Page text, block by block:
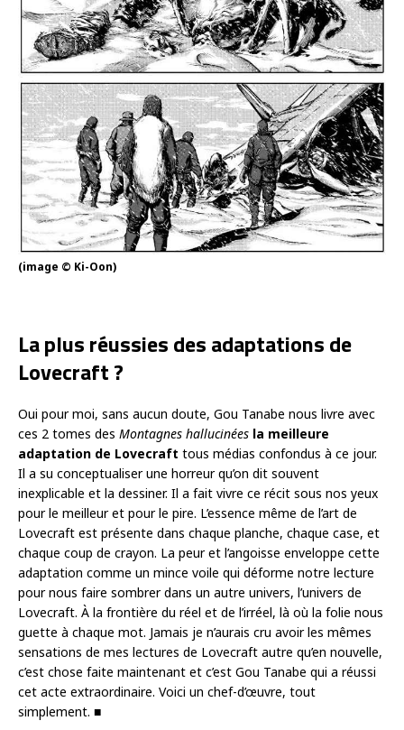
(image © Ki-Oon)
La plus réussies des adaptations de
Lovecraft ?
Oui pour moi, sans aucun doute, Gou Tanabe nous livre avec
ces 2 tomes des Montagnes hallucinées la meilleure
adaptation de Lovecraft tous médias confondus à ce jour.
Il a su conceptualiser une horreur qu’on dit souvent
inexplicable et la dessiner. Il a fait vivre ce récit sous nos yeux
pour le meilleur et pour le pire. L’essence même de l’art de
Lovecraft est présente dans chaque planche, chaque case, et
chaque coup de crayon. La peur et l’angoisse enveloppe cette
adaptation comme un mince voile qui déforme notre lecture
pour nous faire sombrer dans un autre univers, l’univers de
Lovecraft. À la frontière du réel et de l’irréel, là où la folie nous
guette à chaque mot. Jamais je n’aurais cru avoir les mêmes
sensations de mes lectures de Lovecraft autre qu’en nouvelle,
c’est chose faite maintenant et c’est Gou Tanabe qui a réussi
cet acte extraordinaire. Voici un chef-d’œuvre, tout
simplement. ■